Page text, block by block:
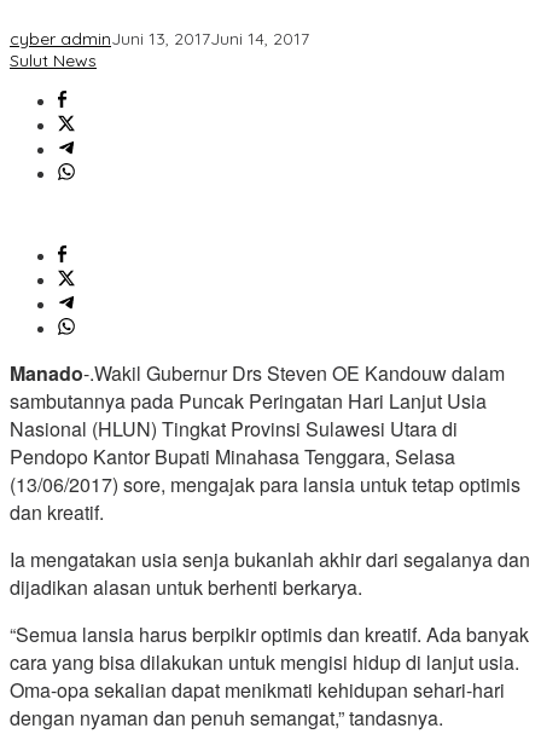
cyber adminJuni 13, 2017Juni 14, 2017
Sulut News
Manado-.Wakil Gubernur Drs Steven OE Kandouw dalam
sambutannya pada Puncak Peringatan Hari Lanjut Usia
Nasional (HLUN) Tingkat Provinsi Sulawesi Utara di
Pendopo Kantor Bupati Minahasa Tenggara, Selasa
(13/06/2017) sore, mengajak para lansia untuk tetap optimis
dan kreatif.
Ia mengatakan usia senja bukanlah akhir dari segalanya dan
dijadikan alasan untuk berhenti berkarya.
“Semua lansia harus berpikir optimis dan kreatif. Ada banyak
cara yang bisa dilakukan untuk mengisi hidup di lanjut usia.
Oma-opa sekalian dapat menikmati kehidupan sehari-hari
dengan nyaman dan penuh semangat,” tandasnya.